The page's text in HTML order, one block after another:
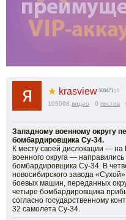
★ krasview 500471 | 0
105098 видео 0 постов
Западному военному округу
бомбардировщика Су-34.
К месту своей дислокации —
военного округа —
бомбардировщика Су-34. В
новосибирского завода
боевых машин, переданных
четыре бомбардировщика
согласно государственному
32 самолета Су-34.